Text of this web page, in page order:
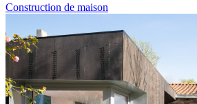
Construction de maison